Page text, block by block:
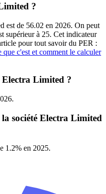
?
est de 56.02 en 2026. On peut
supérieur à 25. Cet indicateur
pour tout savoir du PER :
c'est et comment le calculer
Electra Limited ?
société Electra Limited
1.2% en 2025.